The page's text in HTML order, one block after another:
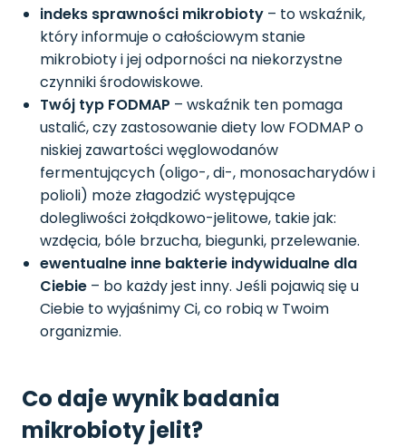
indeks sprawności mikrobioty – to wskaźnik,
który informuje o całościowym stanie
mikrobioty i jej odporności na niekorzystne
czynniki środowiskowe.
Twój typ FODMAP – wskaźnik ten pomaga
ustalić, czy zastosowanie diety low FODMAP o
niskiej zawartości węglowodanów
fermentujących (oligo-, di-, monosacharydów i
polioli) może złagodzić występujące
dolegliwości żołądkowo-jelitowe, takie jak:
wzdęcia, bóle brzucha, biegunki, przelewanie.
ewentualne inne bakterie indywidualne dla
Ciebie – bo każdy jest inny. Jeśli pojawią się u
Ciebie to wyjaśnimy Ci, co robią w Twoim
organizmie.
Co daje wynik badania
mikrobioty jelit?